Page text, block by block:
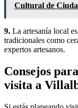
Cultural de
9. La artesanía local
tradicionales como
expertos artesanos.
Consejos
visita a